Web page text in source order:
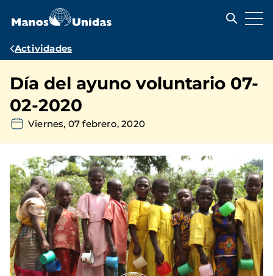
contenido
Ruta
navegación
Actividades
Día del ayuno voluntario 07-
02-2020
Viernes, 07 febrero, 2020